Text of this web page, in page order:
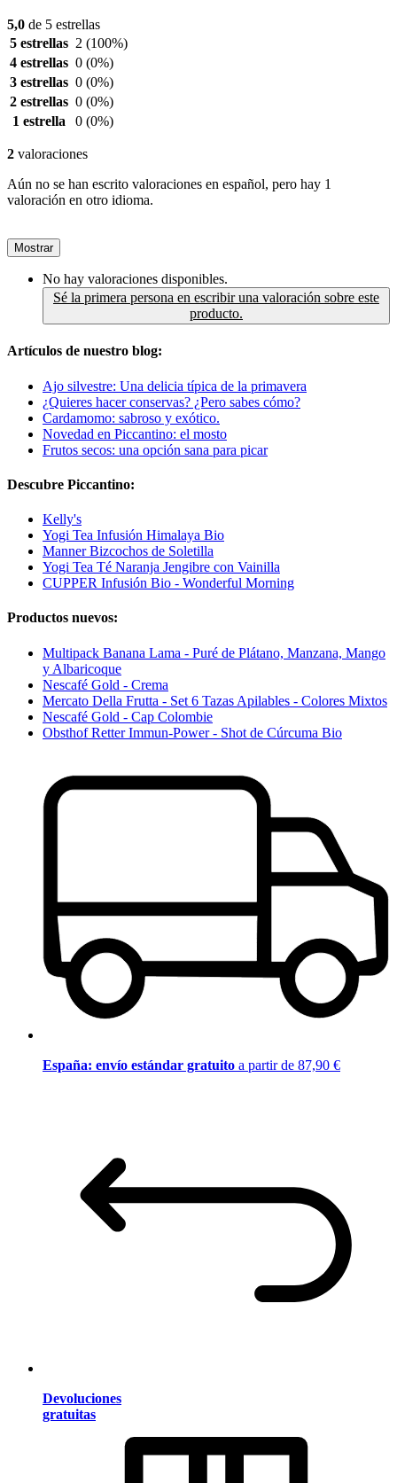
5,0 de 5 estrellas
5 estrellas 2 (100%)
4 estrellas 0 (0%)
3 estrellas 0 (0%)
2 estrellas 0 (0%)
1 estrella
0 (0%)
2 valoraciones
Aún no se han escrito valoraciones en español, pero hay 1
valoración en otro idioma.
Mostrar
No hay valoraciones disponibles.
Sé la primera persona en escribir una valoración sobre este
producto.
Artículos de nuestro blog:
Ajo silvestre: Una delicia típica de la primavera
¿Quieres hacer conservas? ¿Pero sabes cómo?
Cardamomo: sabroso y exótico.
Novedad en Piccantino: el mosto
Frutos secos: una opción sana para picar
Descubre Piccantino:
Kelly's
Yogi Tea Infusión Himalaya Bio
Manner Bizcochos de Soletilla
Yogi Tea Té Naranja Jengibre con Vainilla
CUPPER Infusión Bio - Wonderful Morning
Productos nuevos:
Multipack Banana Lama - Puré de Plátano, Manzana, Mango
y Albaricoque
Nescafé Gold - Crema
Mercato Della Frutta - Set 6 Tazas Apilables - Colores Mixtos
Nescafé Gold - Cap Colombie
Obsthof Retter Immun-Power - Shot de Cúrcuma Bio
España: envío estándar gratuito a partir de 87,90 €
Devoluciones
gratuitas